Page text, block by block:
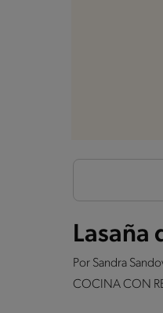
Lasaña
Por Sandra
COCINA CON